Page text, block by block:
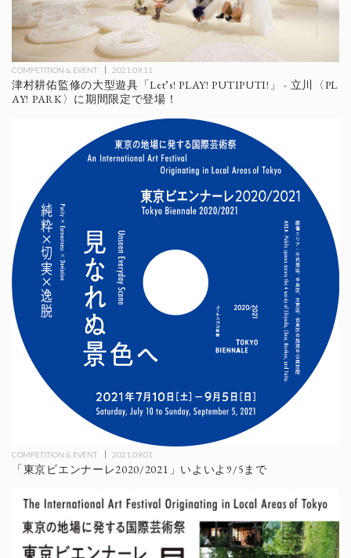
COMPETITION & EVENT 2021.09.11
津村耕佑監修の大型遊具「Let’s! PLAY! PUTIPUTI!」 - 立川〈PL
AY! PARK〉に期間限定で登場！
COMPETITION & EVENT 2021.09.01
「東京ビエンナーレ2020/2021」いよいよ9/5まで